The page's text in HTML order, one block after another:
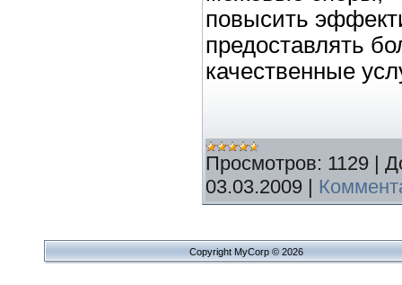
повысить
предоставлять
качественные
Просмотров: 1129 |
03.03.2009 |
Copyright MyCorp © 2026